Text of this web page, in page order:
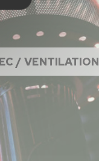
/ VENTILATION